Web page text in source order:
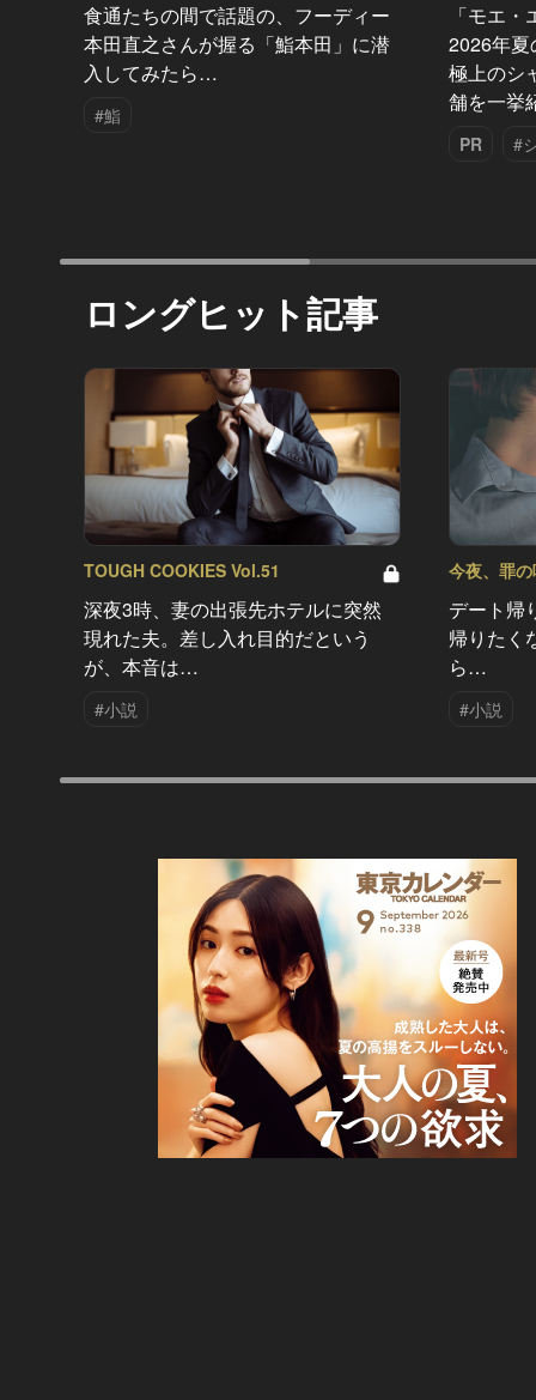
食通たちの間で話題の、フーディー
本田直之さんが握る「鮨本田」に潜
入してみたら…
#鮨
「モエ
2026年夏
極上のシ
舗を一挙
PR #
ロングヒット記事
TOUGH COOKIES Vol.51
深夜3時、妻の出張先ホテルに突然
現れた夫。差し入れ目的だという
が、本音は…
#小説
今夜、罪
デート帰
帰りたく
ら…
#小説